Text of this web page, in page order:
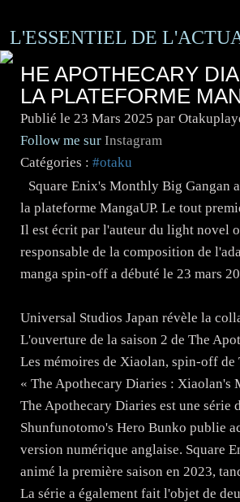
L'ESSENTIEL DE
HE APOTHECARY
LA PLATEFORME
Publié le 23 Mars 2025 par
Follow me sur Instagram
Catégories : #otaku
Square Enix's Monthly Big Gangan
la plateforme MangaUP. Le tout
Il est écrit par l'auteur du light novel
responsable de la composition de
manga spin-off a débuté le 23 mars
Universal Studios Japan révèle la
L'ouverture de la saison 2 de The
Les mémoires de Xiaolan, spin-off
« The Apothecary Diaries : Xiaolan's
The Apothecary Diaries est une
Shunfunotomo's Hero Bunko publie
version numérique anglaise. Square
animé la première saison en 2023,
La série a également fait l'objet de